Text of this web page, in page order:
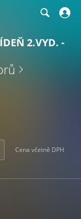
2.VYD. -
Cena včetně DPH